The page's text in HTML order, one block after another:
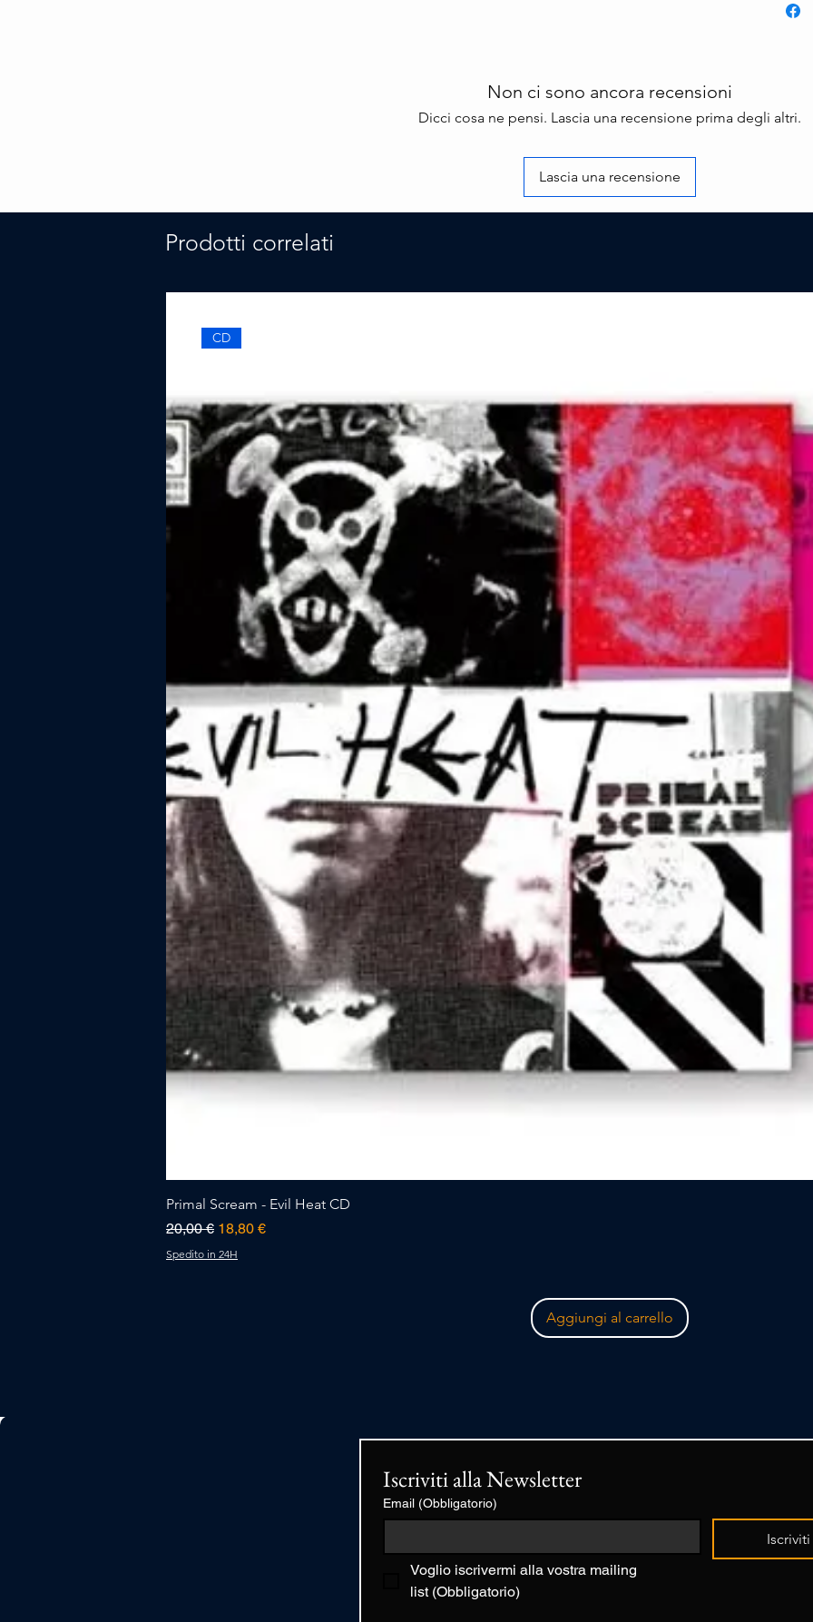
Non ci sono ancora recensioni
Dicci cosa ne pensi. Lascia una recensione prima degli altri.
Lascia una recensione
Prodotti correlati
CD
Primal Scream - Evil Heat CD
Prezzo regolare
20,00 € Prezzo scontato
18,80 €
Spedito in 24H
Aggiungi al carrello
Iscriviti alla Newsletter
Email (Obbligatorio)
Iscriviti
Voglio iscrivermi alla vostra mailing
list (Obbligatorio)